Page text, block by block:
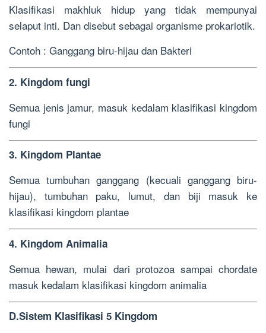
Klasifikasi makhluk hidup yang tidak mempunyai
selaput inti. Dan disebut sebagai organisme prokariotik.
Contoh : Ganggang biru-hijau dan Bakteri
2. Kingdom fungi
Semua jenis jamur, masuk kedalam klasifikasi kingdom
fungi
3. Kingdom Plantae
Semua tumbuhan ganggang (kecuali ganggang biru-
hijau), tumbuhan paku, lumut, dan biji masuk ke
klasifikasi kingdom plantae
4. Kingdom Animalia
Semua hewan, mulai dari protozoa sampai chordate
masuk kedalam klasifikasi kingdom animalia
D.Sistem Klasifikasi 5 Kingdom